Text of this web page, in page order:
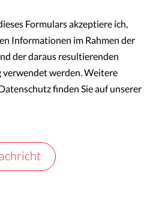
Formulars akzeptiere ich,
Informationen im Rahmen der
der daraus resultierenden
verwendet werden. Weitere
finden Sie auf unserer